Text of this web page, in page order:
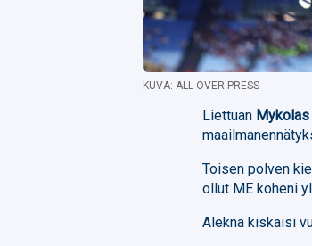
KUVA: ALL OVER PRESS
Liettuan Mykolas
Toisen polven
ollut ME koheni
Alekna kiskaisi